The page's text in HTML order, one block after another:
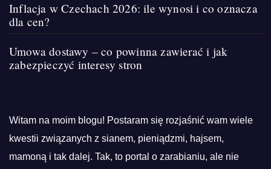
Inflacja w Czechach 2026: ile wynosi i co oznacza
dla cen?
Umowa dostawy – co powinna zawierać i jak
zabezpieczyć interesy stron
Witam na moim blogu! Postaram się rozjaśnić wam wiele
kwestii związanych z sianem, pieniądzmi, hajsem,
mamoną i tak dalej. Tak, to portal o zarabianiu, ale nie